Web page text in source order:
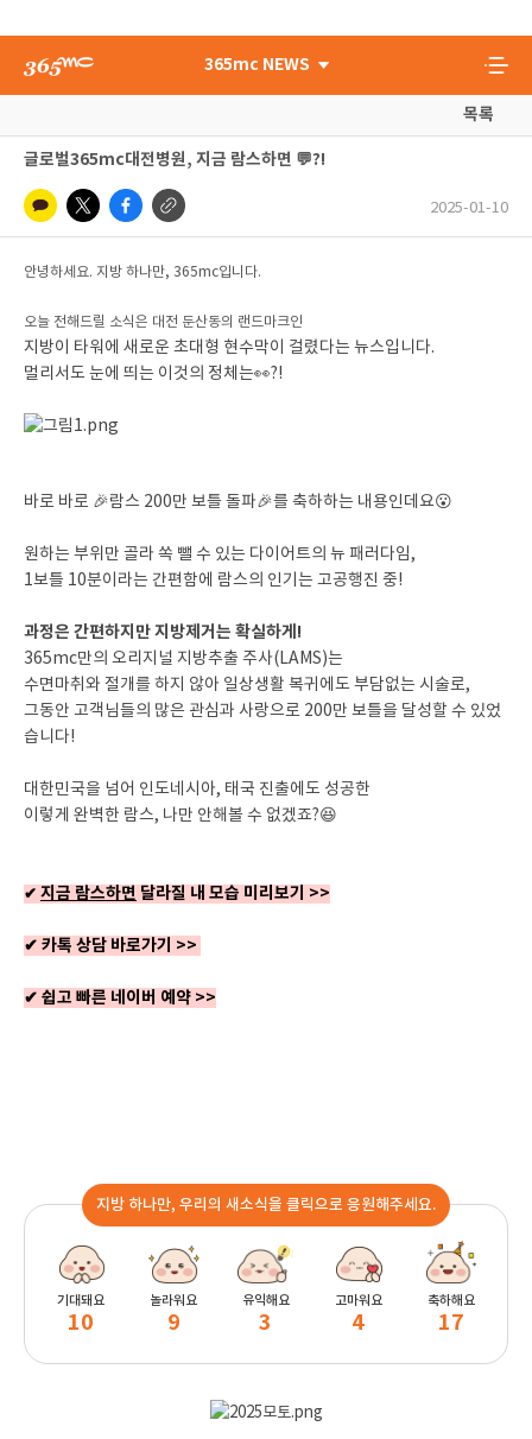
365mc NEWS
목록
글로벌365mc대전병원, 지금 람스하면 💬?!
2025-01-10
안녕하세요. 지방 하나만, 365mc입니다.
오늘 전해드릴 소식은 대전 둔산동의 랜드마크인
지방이 타워에 새로운 초대형 현수막이 걸렸다는 뉴스입니다.
멀리서도 눈에 띄는 이것의 정체는👀?!
바로 바로 🎉람스 200만 보틀 돌파🎉를 축하하는 내용인데요😮
원하는 부위만 골라 쏙 뺄 수 있는 다이어트의 뉴 패러다임,
1보틀 10분이라는 간편함에 람스의 인기는 고공행진 중!
과정은 간편하지만 지방제거는 확실하게!
365mc만의 오리지널 지방추출 주사(LAMS)는
수면마취와 절개를 하지 않아 일상생활 복귀에도 부담없는 시술로,
그동안 고객님들의 많은 관심과 사랑으로 200만 보틀을 달성할 수 있었
습니다!
대한민국을 넘어 인도네시아, 태국 진출에도 성공한
이렇게 완벽한 람스, 나만 안해볼 수 없겠죠?😆
✔ 지금 람스하면 달라질 내 모습 미리보기 >>
✔ 카톡 상담 바로가기 >>
✔ 쉽고 빠른 네이버 예약 >>
지방 하나만, 우리의 새소식을 클릭으로 응원해주세요.
기대돼요
10
놀라워요
9
유익해요
3
고마워요
4
축하해요
17